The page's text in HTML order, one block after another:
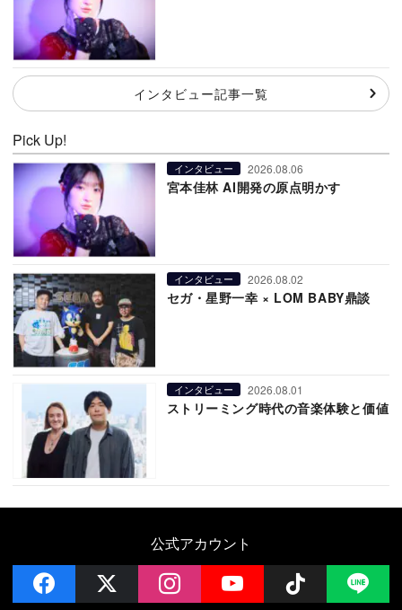
インタビュー記事一覧
Pick Up!
インタビュー 2026.08.06
宮本佳林 AI開発の原点明かす
インタビュー 2026.08.02
セガ・星野一幸 × LOM BABY鼎談
インタビュー 2026.08.01
ストリーミング時代の音楽体験と価値
公式アカウント
facebook instagramYouTube Follow